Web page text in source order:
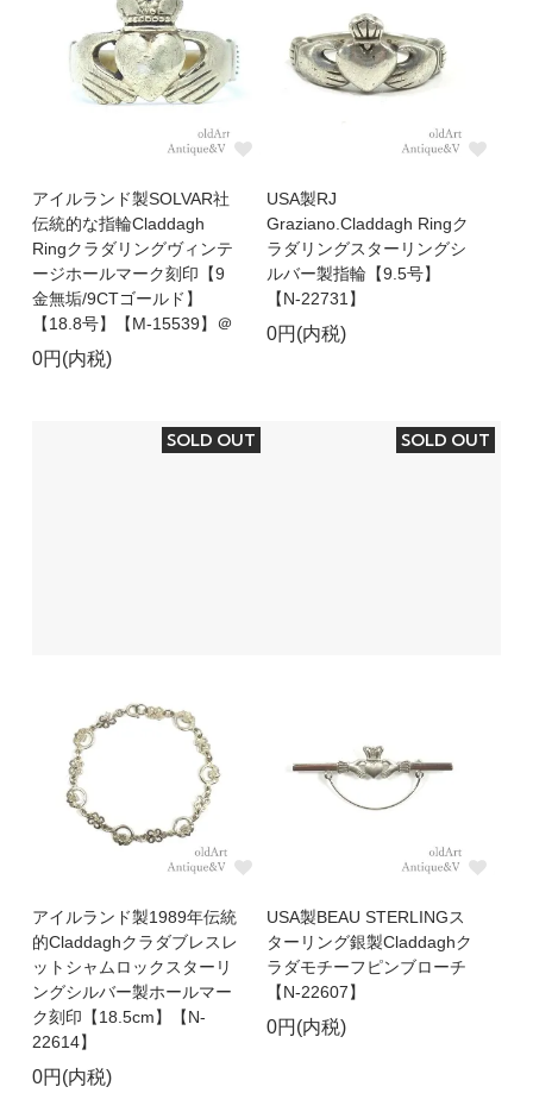
アイルランド製SOLVAR社
伝統的な指輪Claddagh
Ringクラダリングヴィンテ
ージホールマーク刻印【9
金無垢/9CTゴールド】
【18.8号】【M-15539】＠
0円(内税)
USA製RJ
Graziano.Claddagh Ringク
ラダリングスターリングシ
ルバー製指輪【9.5号】
【N-22731】
0円(内税)
SOLD OUT
アイルランド製1989年伝統
的Claddaghクラダブレスレ
ットシャムロックスターリ
ングシルバー製ホールマー
ク刻印【18.5cm】【N-
22614】
0円(内税)
SOLD OUT
USA製BEAU STERLINGス
ターリング銀製Claddaghク
ラダモチーフピンブローチ
【N-22607】
0円(内税)